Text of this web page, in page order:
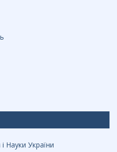
Науки України